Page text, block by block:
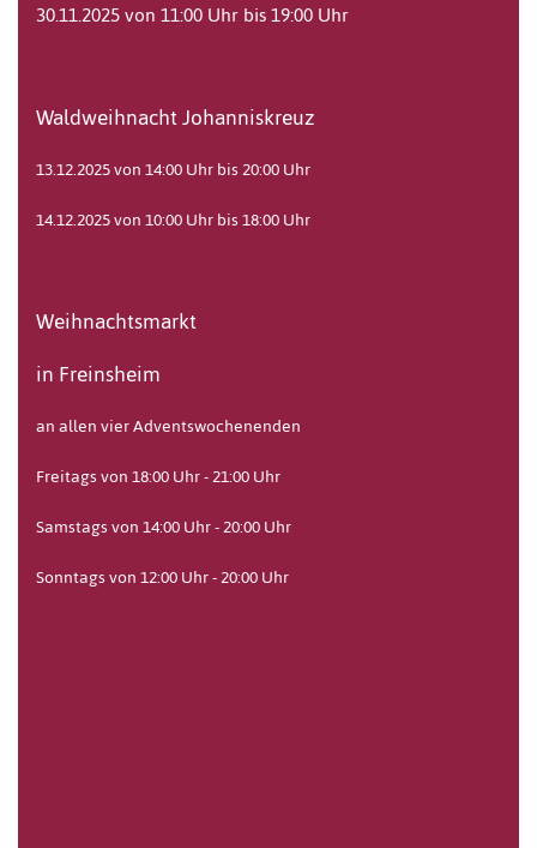
30.11.2025 von 11:00 Uhr bis 19:00 Uhr
Waldweihnacht Johanniskreuz
13.12.2025 von 14:00 Uhr bis 20:00 Uhr
14.12.2025 von 10:00 Uhr bis 18:00 Uhr
Weihnachtsmarkt
in Freinsheim
an allen vier Adventswochenenden
Freitags von 18:00 Uhr - 21:00 Uhr
Samstags von 14:00 Uhr - 20:00 Uhr
Sonntags von 12:00 Uhr - 20:00 Uhr